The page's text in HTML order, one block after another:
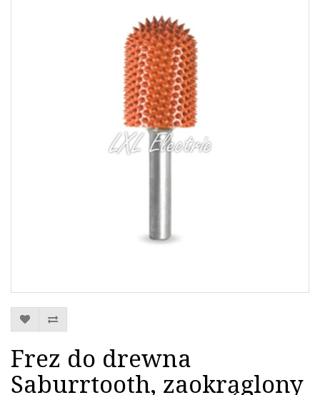
Frez do drewna
Saburrtooth, zaokrąglony